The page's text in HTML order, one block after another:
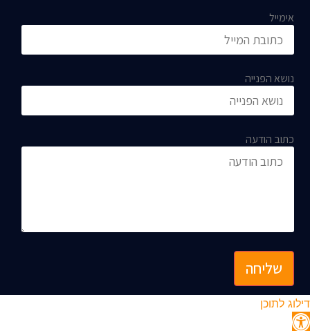
אימייל
נושא הפנייה
כתוב הודעה
שליחה
דילוג לתוכן
פתח